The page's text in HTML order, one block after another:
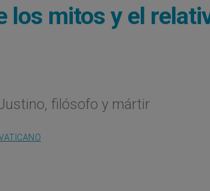
los mitos y el
filósofo y mártir